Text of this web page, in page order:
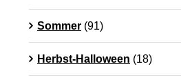
Sommer (91)
Herbst-Halloween (18)